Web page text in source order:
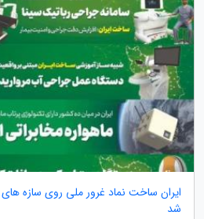
ایران ساخت نماد غرور ملی روی سازه
شد